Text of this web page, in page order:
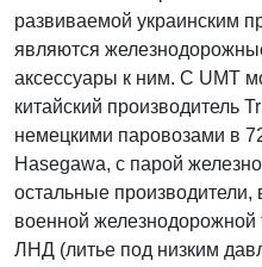
развиваемой украинским
являются
аксессуары к ним. С UMT
китайский производитель
немецкими паровозами в
Hasegawa, с парой
остальные
военной железнодорожной
ЛНД (литье под низким